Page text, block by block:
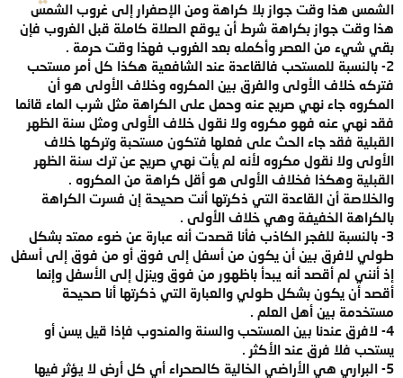
الشمس هذا وقت جواز بلا كراهة ومن الإصفرار إلى غروب الشمس
هذا وقت جواز بكراهة شرط أن يوقع الصلاة كاملة قبل الغروب فإن
بقي شيء من العصر وأكمله بعد الغروب فهذا وقت حرمة .
2- بالنسبة للمستحب فالقاعدة عند الشافعية هكذا كل أمر مستحب
فتركه خلاف الأولى والفرق بين المكروه وخلاف الأولى هو أن
المكروه جاء نهي صريح عنه وحمل على الكراهة مثل شرب الماء قائما
فقد نهي عنه فهو مكروه ولا نقول خلاف الأولى ومثل سنة الظهر
القبلية فقد جاء الحث على فعلها فتكون مستحبة وتركها خلاف
الأولى ولا نقول مكروه لأنه لم يأت نهي صريح عن ترك سنة الظهر
القبلية وهكذا فخلاف الأولى هو أقل كراهة من المكروه .
والخلاصة أن القاعدة التي ذكرتها أنت صحيحة إن فسرت الكراهة
بالكراهة الخفيفة وهي خلاف الأولى .
3- بالنسبة للفجر الكاذب فأنا قصدت أنه عبارة عن ضوء ممتد بشكل
طولي لافرق بين أن يكون من أسفل إلى فوق أو من فوق إلى أسفل
إذ أنني لم أقصد أنه يبدأ باظهور من فوق وينزل إلى الأسفل وإنما
أقصد أن يكون بشكل طولي والعبارة التي ذكرتها أنا صحيحة
مستخدمة بين أهل العلم .
4- لافرق عندنا بين المستحب والسنة والمندوب فإذا قيل يسن أو
يستحب فلا فرق عند الأكثر .
5- البراري هي الأراضي الخالية كالصحراء أي كل أرض لا يؤثر فيها